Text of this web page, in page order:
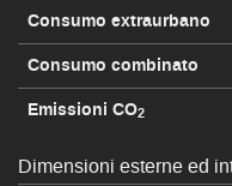
Consumo extraurbano
Consumo combinato
Emissioni CO2
Dimensioni esterne ed